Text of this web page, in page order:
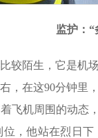
监护：“
较陌生，它是机
，在这90分钟里
飞机周围的动态
，他站在烈日